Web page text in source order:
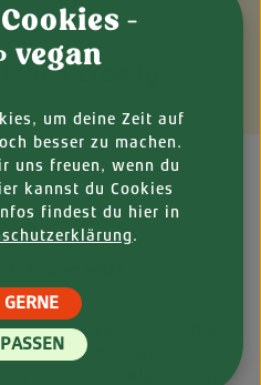
cremig
die veganen Choc Bars
gekühlt im Sommer oder
-
vegan
um deine Zeit auf
besser zu machen.
uns freuen, wenn du
kannst du Cookies
findest du hier in
.
GERNE